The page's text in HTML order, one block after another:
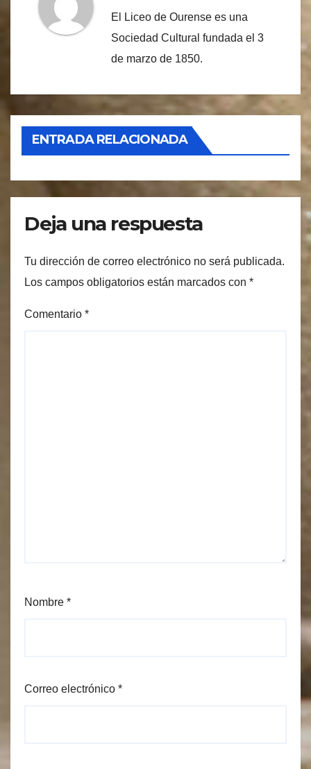
El Liceo de Ourense es una
Sociedad Cultural fundada el 3
de marzo de 1850.
ENTRADA RELACIONADA
Deja una respuesta
Tu dirección de correo electrónico no será publicada.
Los campos obligatorios están marcados con *
Comentario *
Nombre *
Correo electrónico *